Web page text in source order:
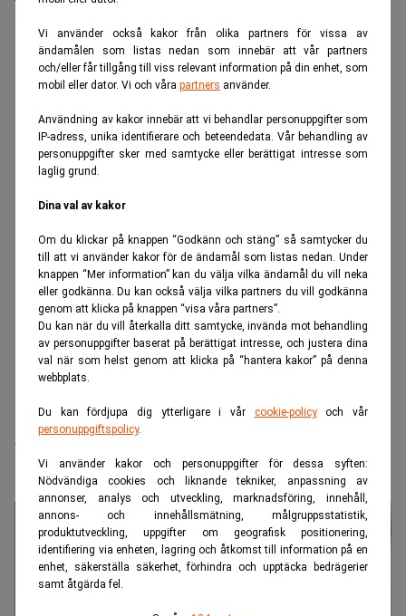
Vi använder också kakor från olika partners för vissa av
ändamålen som listas nedan som innebär att vår partners
och/eller får tillgång till viss relevant information på din enhet, som
mobil eller dator. Vi och våra partners använder.
Användning av kakor innebär att vi behandlar personuppgifter som
IP-adress, unika identifierare och beteendedata. Vår behandling av
personuppgifter sker med samtycke eller berättigat intresse som
laglig grund.
Dina val av kakor
Om du klickar på knappen “Godkänn och stäng” så samtycker du
till att vi använder kakor för de ändamål som listas nedan. Under
knappen “Mer information” kan du välja vilka ändamål du vill neka
eller godkänna. Du kan också välja vilka partners du vill godkänna
genom att klicka på knappen “visa våra partners”.
Du kan när du vill återkalla ditt samtycke, invända mot behandling
av personuppgifter baserat på berättigat intresse, och justera dina
val när som helst genom att klicka på “hantera kakor” på denna
webbplats.
Du kan fördjupa dig ytterligare i vår cookie-policyoch vår
personuppgiftspolicy.
Vi använder kakor och personuppgifter för dessa syften:
Nödvändiga cookies och liknande tekniker, anpassning av
annonser, analys och utveckling, marknadsföring, innehåll,
annons- och innehållsmätning, målgruppsstatistik,
produktutveckling, uppgifter om geografisk positionering,
identifiering via enheten, lagring och åtkomst till information på en
enhet, säkerställa säkerhet, förhindra och upptäcka bedrägerier
samt åtgärda fel.
Sista ansökningsdag:
ANNONS
Realtid.se Juridik
Vinge tappar mark – Mannheimer
Swartling drar ifrån